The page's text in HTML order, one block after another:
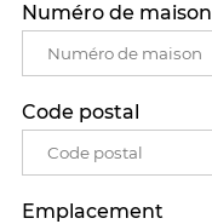
Numéro de maison
Code postal
Emplacement